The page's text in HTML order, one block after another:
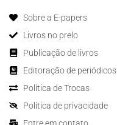
Sobre a E-papers
Livros no prelo
Publicação de livros
Editoração de periódicos
Política de Trocas
Política de privacidade